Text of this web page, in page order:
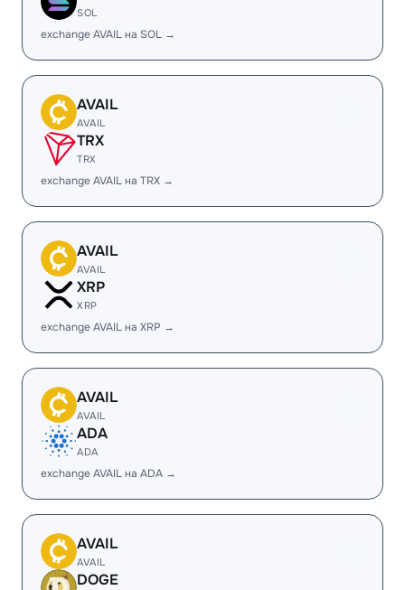
SOL
exchange AVAIL на SOL →
AVAIL
AVAIL
TRX
TRX
exchange AVAIL на TRX →
AVAIL
AVAIL
XRP
XRP
exchange AVAIL на XRP →
AVAIL
AVAIL
ADA
ADA
exchange AVAIL на ADA →
AVAIL
AVAIL
DOGE